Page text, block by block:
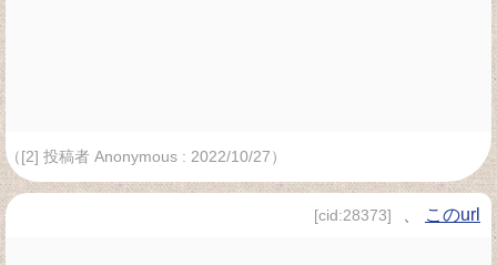
（[2] 投稿者 Anonymous : 2022/10/27）
[cid:28373] このurl